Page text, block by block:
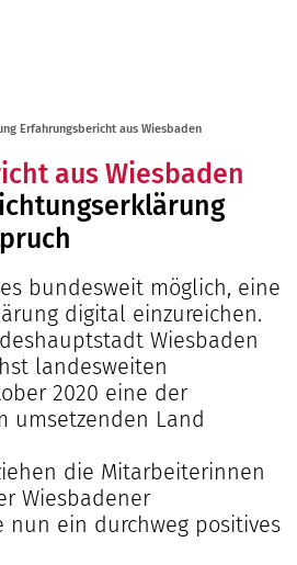
Organisation
Ansprechpersonen
einfo21 digital
2025
2024
2022
Events
Open Door |
Aktuelle Projekte DigiBauG
Breitband
ekom21 als Arbeitgeber
über uns
Erfahrungsbericht aus Wiesbaden
aus Wiesbaden
bundesweit möglich, eine
digital einzureichen.
Wiesbaden
landesweiten
2020 eine der
umsetzenden Land
die Mitarbeiterinnen
Wiesbadener
nun ein durchweg positives